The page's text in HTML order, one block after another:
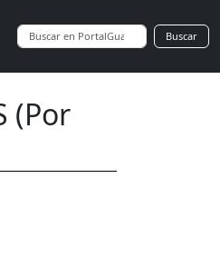
Buscar
(Por